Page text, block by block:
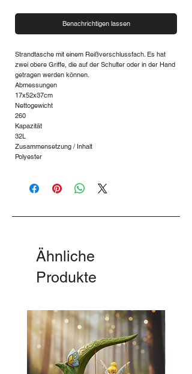
Benachrichtigen lassen
Strandtasche mit einem Reißverschlussfach. Es hat
zwei obere Griffe, die auf der Schulter oder in der Hand
getragen werden können.
Abmessungen
17x52x37cm
Nettogewicht
260
Kapazität
32L
Zusammensetzung / Inhalt
Polyester
Ähnliche
Produkte